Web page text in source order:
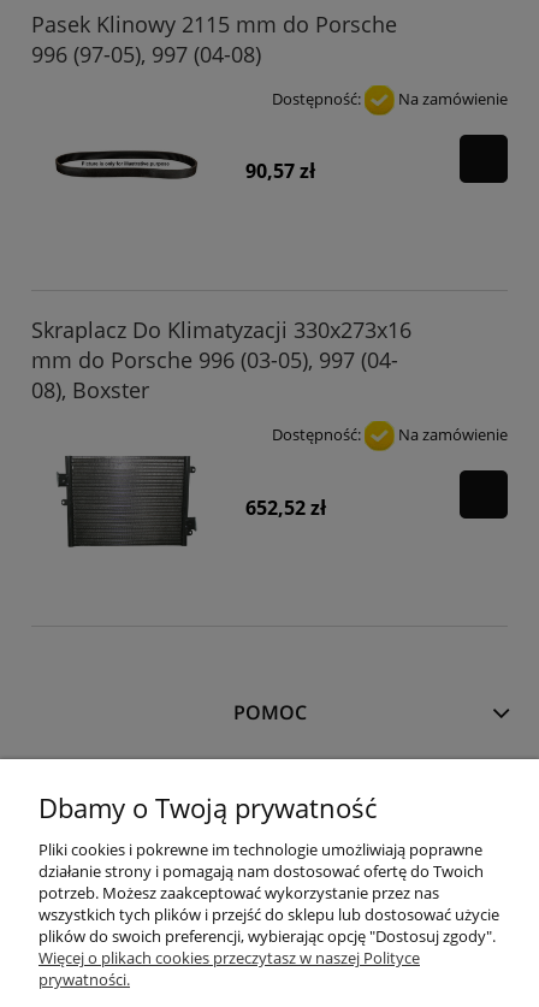
Pasek Klinowy 2115 mm do Porsche
996 (97-05), 997 (04-08)
Dostępność: Na zamówienie
90,57 zł
Skraplacz Do Klimatyzacji 330x273x16
mm do Porsche 996 (03-05), 997 (04-
08), Boxster
Dostępność: Na zamówienie
652,52 zł
POMOC
MOJE KONTO
PŁATNOŚCI I DOSTAWA
INFORMACJE
Dbamy o Twoją prywatność
Pliki cookies i pokrewne im technologie umożliwiają poprawne
działanie strony i pomagają nam dostosować ofertę do Twoich
potrzeb. Możesz zaakceptować wykorzystanie przez nas
wszystkich tych plików i przejść do sklepu lub dostosować użycie
plików do swoich preferencji, wybierając opcję "Dostosuj zgody".
Więcej o plikach cookies przeczytasz w naszej Polityce
prywatności.